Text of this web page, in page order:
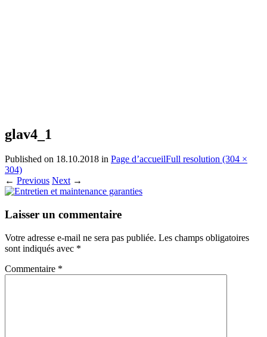
glav4_1
Published on 18.10.2018 in Page d’accueilFull resolution (304 ×
304)
← Previous Next →
Laisser un commentaire
Votre adresse e-mail ne sera pas publiée. Les champs obligatoires
sont indiqués avec *
Commentaire *